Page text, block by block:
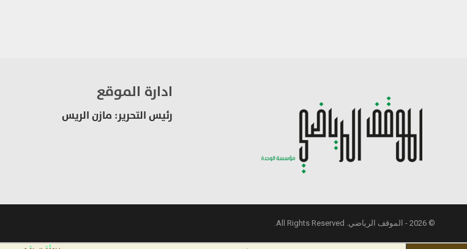
ادارة الموقع
رئيس التحرير: مازن الريس
© 2026 - الموقف الرياضي. All Rights Reserved.